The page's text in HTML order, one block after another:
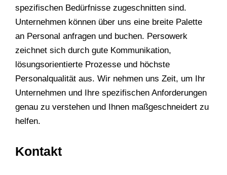
spezifischen Bedürfnisse zugeschnitten sind.
Unternehmen können über uns eine breite Palette
an Personal anfragen und buchen. Persowerk
zeichnet sich durch gute Kommunikation,
lösungsorientierte Prozesse und höchste
Personalqualität aus. Wir nehmen uns Zeit, um Ihr
Unternehmen und Ihre spezifischen Anforderungen
genau zu verstehen und Ihnen maßgeschneidert zu
helfen.
Kontakt